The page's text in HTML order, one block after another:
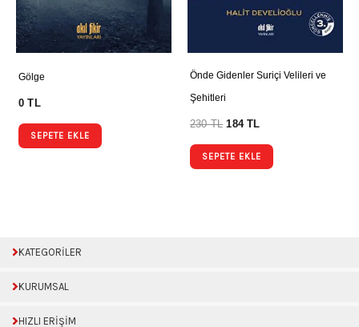
Gölge
0TL
SEPETE EKLE
Önde Gidenler Suriçi Velileri ve
Şehitleri
230TL 184TL
SEPETE EKLE
KATEGORİLER
KURUMSAL
HIZLI ERİŞİM